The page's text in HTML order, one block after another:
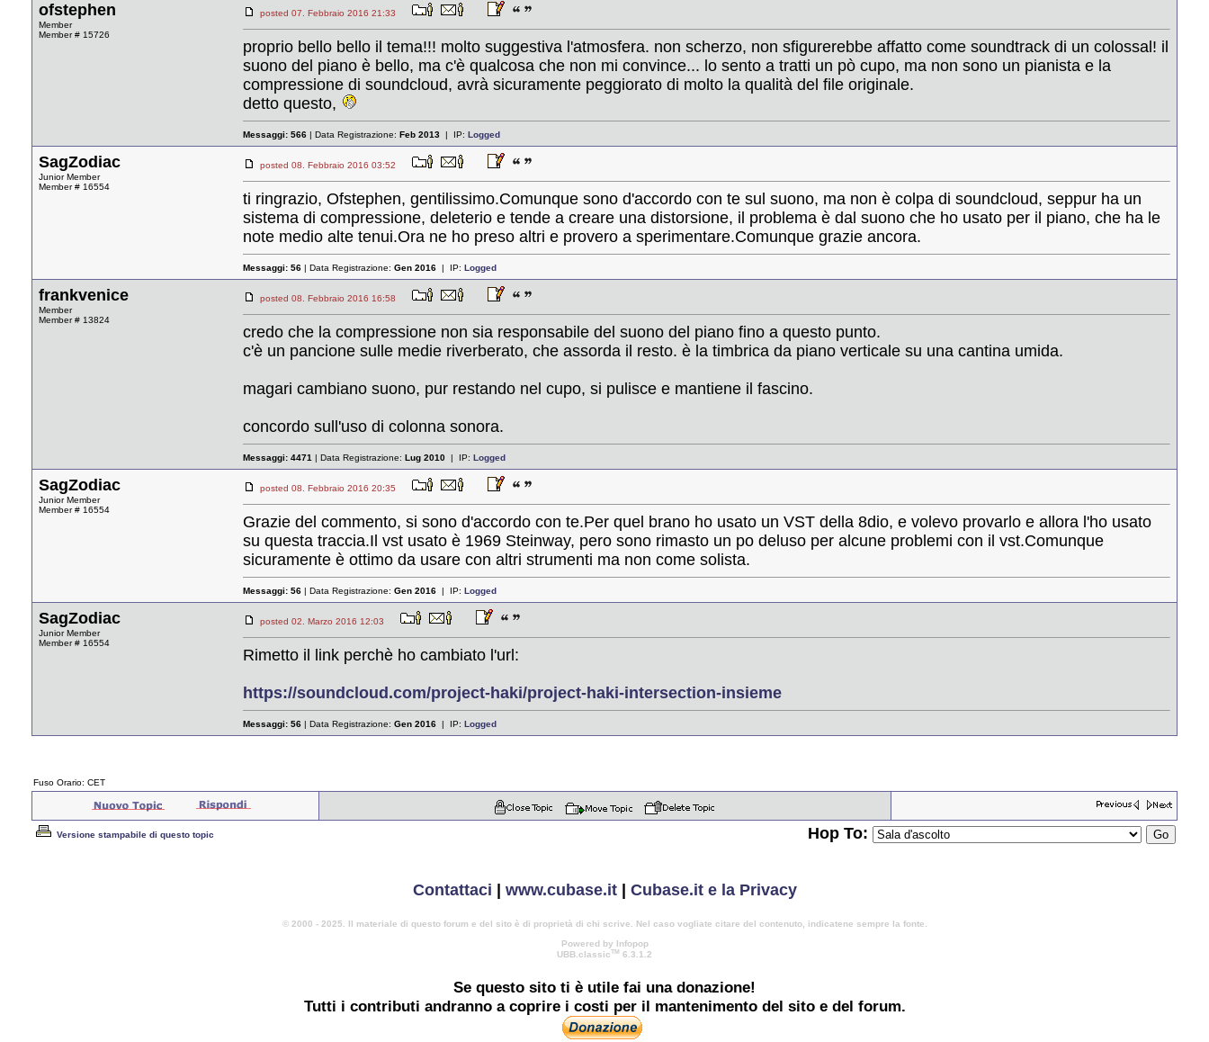
ofstephen
Member
Member # 15726
posted 07. Febbraio 2016 21:33
proprio bello bello il tema!!! molto suggestiva l'atmosfera. non scherzo, non sfigurerebbe affatto come soundtrack di un colossal! il
suono del piano è bello, ma c'è qualcosa che non mi convince... lo sento a tratti un pò cupo, ma non sono un pianista e la
compressione di soundcloud, avrà sicuramente peggiorato di molto la qualità del file originale.
detto questo,
Messaggi: 566 | Data Registrazione: Feb 2013 | IP: Logged
SagZodiac
Junior Member
Member # 16554
posted 08. Febbraio 2016 03:52
ti ringrazio, Ofstephen, gentilissimo.Comunque sono d'accordo con te sul suono, ma non è colpa di soundcloud, seppur ha un
sistema di compressione, deleterio e tende a creare una distorsione, il problema è dal suono che ho usato per il piano, che ha le
note medio alte tenui.Ora ne ho preso altri e provero a sperimentare.Comunque grazie ancora.
Messaggi: 56 | Data Registrazione: Gen 2016 | IP: Logged
frankvenice
Member
Member # 13824
posted 08. Febbraio 2016 16:58
credo che la compressione non sia responsabile del suono del piano fino a questo punto.
c'è un pancione sulle medie riverberato, che assorda il resto. è la timbrica da piano verticale su una cantina umida.
magari cambiano suono, pur restando nel cupo, si pulisce e mantiene il fascino.
concordo sull'uso di colonna sonora.
Messaggi: 4471 | Data Registrazione: Lug 2010 | IP: Logged
SagZodiac
Junior Member
Member # 16554
posted 08. Febbraio 2016 20:35
Grazie del commento, si sono d'accordo con te.Per quel brano ho usato un VST della 8dio, e volevo provarlo e allora l'ho usato
su questa traccia.Il vst usato è 1969 Steinway, pero sono rimasto un po deluso per alcune problemi con il vst.Comunque
sicuramente è ottimo da usare con altri strumenti ma non come solista.
Messaggi: 56 | Data Registrazione: Gen 2016 | IP: Logged
SagZodiac
Junior Member
Member # 16554
posted 02. Marzo 2016 12:03
Rimetto il link perchè ho cambiato l'url:
https://soundcloud.com/project-haki/project-haki-intersection-insieme
Messaggi: 56 | Data Registrazione: Gen 2016 | IP: Logged
Fuso Orario: CET
Versione stampabile di questo topic Hop To:
Contattaci www.cubase.it| Cubase.it e la Privacy
© 2000 - 2025. Il materiale di questo forum e del sito è di proprietà di chi scrive. Nel caso vogliate citare del contenuto, indicatene sempre la fonte.
Powered by Infopop
UBB.classicTM 6.3.1.2
Se questo sito ti è utile fai una donazione!
Tutti i contributi andranno a coprire i costi per il mantenimento del sito e del forum.